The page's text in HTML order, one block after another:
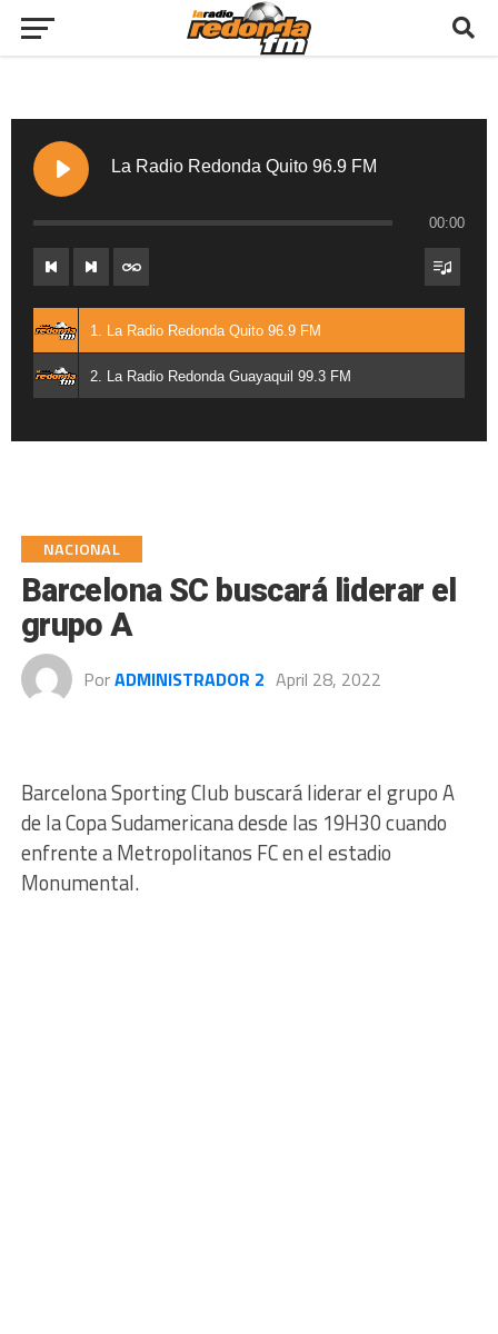
La Radio Redonda Quito 96.9 FM
00:00
1. La Radio Redonda Quito 96.9 FM
2. La Radio Redonda Guayaquil 99.3 FM
NACIONAL
Barcelona SC buscará liderar el
grupo A
PorADMINISTRADOR 2 April 28, 2022
Barcelona Sporting Club buscará liderar el grupo A
de la Copa Sudamericana desde las 19H30 cuando
enfrente a Metropolitanos FC en el estadio
Monumental.